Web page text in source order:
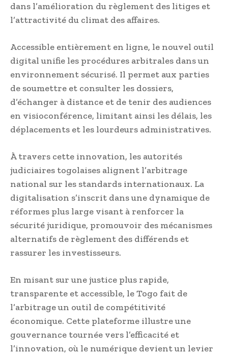
dans l’amélioration du règlement des litiges et
l’attractivité du climat des affaires.
Accessible entièrement en ligne, le nouvel outil
digital unifie les procédures arbitrales dans un
environnement sécurisé. Il permet aux parties
de soumettre et consulter les dossiers,
d’échanger à distance et de tenir des audiences
en visioconférence, limitant ainsi les délais, les
déplacements et les lourdeurs administratives.
À travers cette innovation, les autorités
judiciaires togolaises alignent l’arbitrage
national sur les standards internationaux. La
digitalisation s’inscrit dans une dynamique de
réformes plus large visant à renforcer la
sécurité juridique, promouvoir des mécanismes
alternatifs de règlement des différends et
rassurer les investisseurs.
En misant sur une justice plus rapide,
transparente et accessible, le Togo fait de
l’arbitrage un outil de compétitivité
économique. Cette plateforme illustre une
gouvernance tournée vers l’efficacité et
l’innovation, où le numérique devient un levier